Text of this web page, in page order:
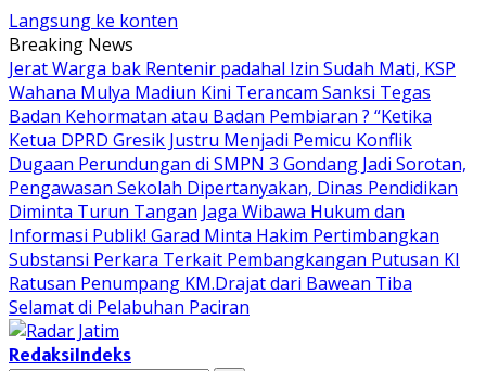
Langsung ke konten
Breaking News
Jerat Warga bak Rentenir padahal Izin Sudah Mati, KSP
Wahana Mulya Madiun Kini Terancam Sanksi Tegas
Badan Kehormatan atau Badan Pembiaran ? “Ketika
Ketua DPRD Gresik Justru Menjadi Pemicu Konflik
Dugaan Perundungan di SMPN 3 Gondang Jadi Sorotan,
Pengawasan Sekolah Dipertanyakan, Dinas Pendidikan
Diminta Turun Tangan Jaga Wibawa Hukum dan
Informasi Publik! Garad Minta Hakim Pertimbangkan
Substansi Perkara Terkait Pembangkangan Putusan KI
Ratusan Penumpang KM.Drajat dari Bawean Tiba
Selamat di Pelabuhan Paciran
RedaksiIndeks